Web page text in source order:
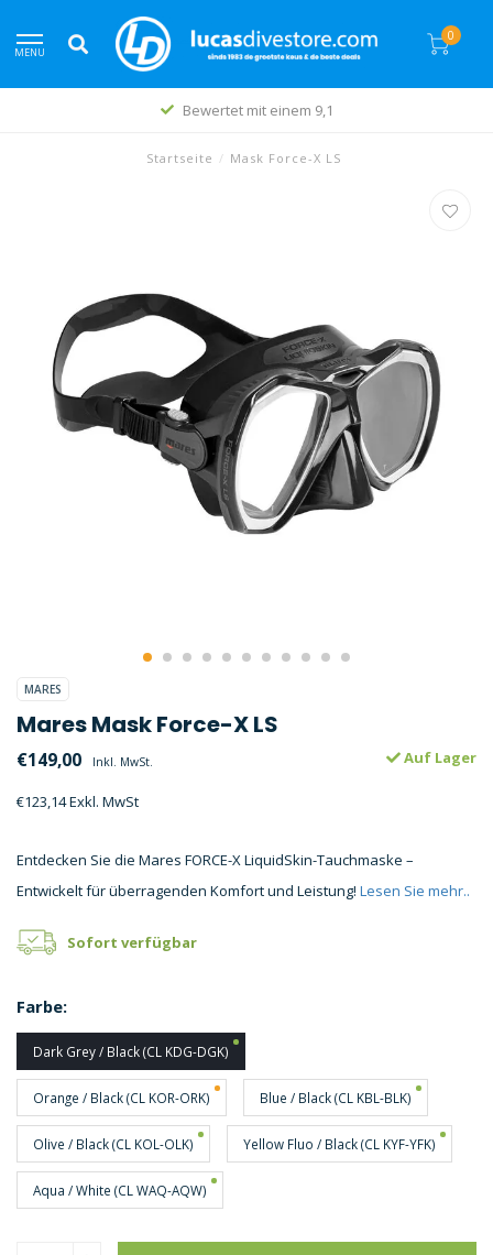
MENU
0
Bewertet mit einem 9,1
Startseite / Mask Force-X LS
MARES
Mares Mask Force-X LS
€149,00 Inkl. MwSt.
€123,14 Exkl. MwSt
Auf Lager
Entdecken Sie die Mares FORCE-X LiquidSkin-Tauchmaske –
Entwickelt für überragenden Komfort und Leistung! Lesen Sie mehr..
Sofort verfügbar
Farbe:
Dark Grey / Black (CL KDG-DGK)
Orange / Black (CL KOR-ORK) Blue / Black (CL KBL-BLK)
Olive / Black (CL KOL-OLK) Yellow Fluo / Black (CL KYF-YFK)
Aqua / White (CL WAQ-AQW)